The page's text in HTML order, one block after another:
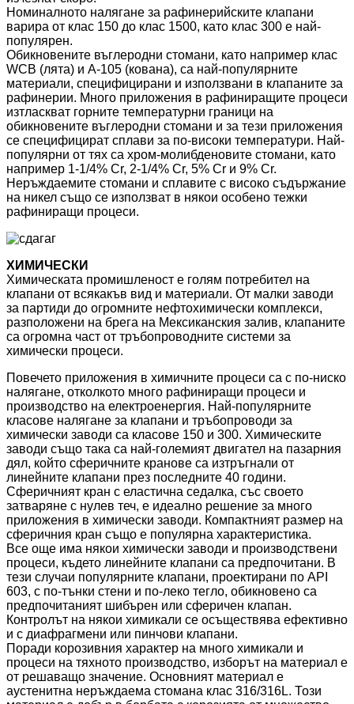
Номиналното налягане за рафинерийските клапани
варира от клас 150 до клас 1500, като клас 300 е най-
популярен.
Обикновените въглеродни стомани, като например клас
WCB (лята) и A-105 (кована), са най-популярните
материали, специфицирани и използвани в клапаните за
рафинерии. Много приложения в рафиниращите процеси
изтласкват горните температурни граници на
обикновените въглеродни стомани и за тези приложения
се специфицират сплави за по-високи температури. Най-
популярни от тях са хром-молибденовите стомани, като
например 1-1/4% Cr, 2-1/4% Cr, 5% Cr и 9% Cr.
Неръждаемите стомани и сплавите с високо съдържание
на никел също се използват в някои особено тежки
рафиниращи процеси.
ХИМИЧЕСКИ
Химическата промишленост е голям потребител на
клапани от всякакъв вид и материали. От малки заводи
за партиди до огромните нефтохимически комплекси,
разположени на брега на Мексиканския залив, клапаните
са огромна част от тръбопроводните системи за
химически процеси.
Повечето приложения в химичните процеси са с по-ниско
налягане, отколкото много рафиниращи процеси и
производство на електроенергия. Най-популярните
класове налягане за клапани и тръбопроводи за
химически заводи са класове 150 и 300. Химическите
заводи също така са най-големият двигател на пазарния
дял, който сферичните кранове са изтръгнали от
линейните клапани през последните 40 години.
Сферичният кран с еластична седалка, със своето
затваряне с нулев теч, е идеално решение за много
приложения в химически заводи. Компактният размер на
сферичния кран също е популярна характеристика.
Все още има някои химически заводи и производствени
процеси, където линейните клапани са предпочитани. В
тези случаи популярните клапани, проектирани по API
603, с по-тънки стени и по-леко тегло, обикновено са
предпочитаният шибърен или сферичен клапан.
Контролът на някои химикали се осъществява ефективно
и с диафрагмени или пинчови клапани.
Поради корозивния характер на много химикали и
процеси на тяхното производство, изборът на материал е
от решаващо значение. Основният материал е
аустенитна неръждаема стомана клас 316/316L. Този